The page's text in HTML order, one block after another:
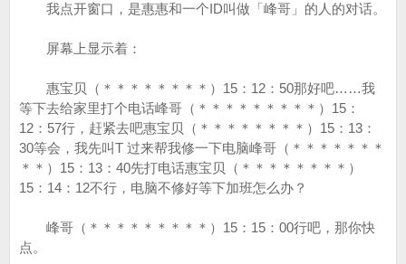
我点开窗口，是惠惠和一个ID叫做「峰哥」的人的对话。
屏幕上显示着：
惠宝贝（＊＊＊＊＊＊＊＊）15：12：50那好吧……我
等下去给家里打个电话峰哥（＊＊＊＊＊＊＊＊＊）15：
12：57行，赶紧去吧惠宝贝（＊＊＊＊＊＊＊＊）15：13：
30等会，我先叫T 过来帮我修一下电脑峰哥（＊＊＊＊＊＊＊
＊＊）15：13：40先打电话惠宝贝（＊＊＊＊＊＊＊＊）
15：14：12不行，电脑不修好等下加班怎么办？
峰哥（＊＊＊＊＊＊＊＊＊）15：15：00行吧，那你快
点。